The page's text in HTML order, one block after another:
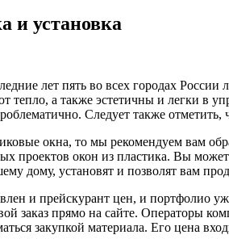
и установка
лет пять во всех городах
а также эстетичны и легки в
Следует также
окна, то мы рекомендуем вам
проектов окон из пластика. Вы
дому, установят и позволят вам
и прейскурант цен, и портфолио
заказ прямо на сайте. Операторы
закупкой материала. Его цена